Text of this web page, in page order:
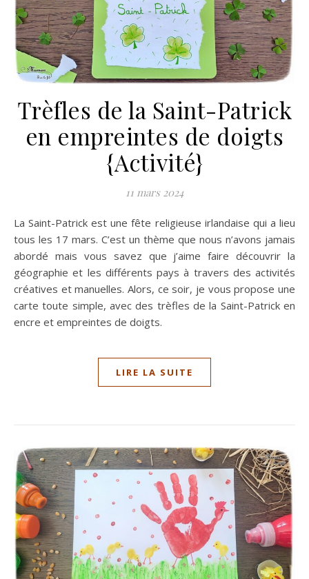
Trèfles de la Saint-Patrick
en empreintes de doigts
{Activité}
11 mars 2024
La Saint-Patrick est une fête religieuse irlandaise qui a lieu
tous les 17 mars. C’est un thème que nous n’avons jamais
abordé mais vous savez que j’aime faire découvrir la
géographie et les différents pays à travers des activités
créatives et manuelles. Alors, ce soir, je vous propose une
carte toute simple, avec des trèfles de la Saint-Patrick en
encre et empreintes de doigts.
LIRE LA SUITE